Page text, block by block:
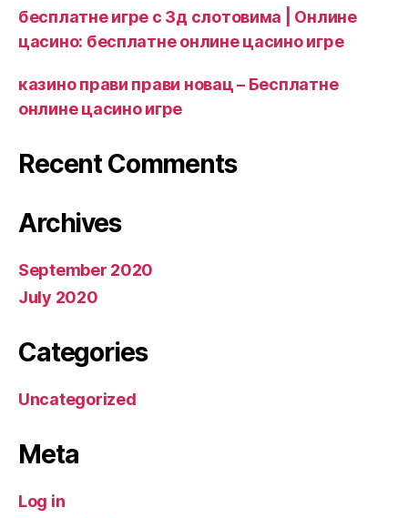
бесплатне игре с 3д слотовима | Онлине
цасино: бесплатне онлине цасино игре
казино прави прави новац – Бесплатне
онлине цасино игре
Recent Comments
Archives
September 2020
July 2020
Categories
Uncategorized
Meta
Log in